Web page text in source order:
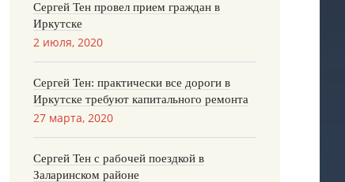
Сергей Тен провел прием граждан в
Иркутске
2 июля, 2020
Сергей Тен: практически все дороги в
Иркутске требуют капитального ремонта
27 марта, 2020
Сергей Тен с рабочей поездкой в
Заларинском районе